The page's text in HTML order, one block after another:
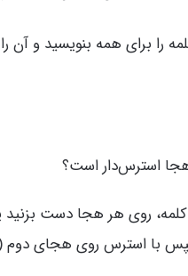
برای همه بنویسید و آن را
استرس‌دار است؟